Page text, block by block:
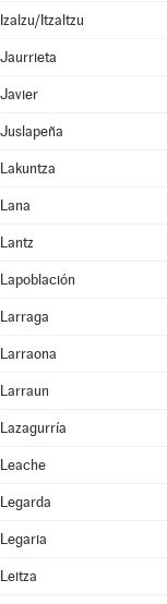
Izalzu/Itzaltzu
Jaurrieta
Javier
Juslapeña
Lakuntza
Lana
Lantz
Lapoblación
Larraga
Larraona
Larraun
Lazagurría
Leache
Legarda
Legaria
Leitza